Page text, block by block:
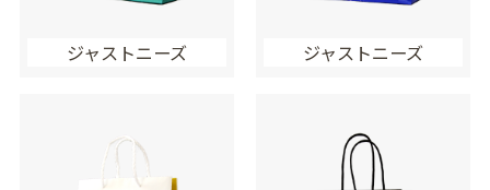
ジャストニーズ ジャストニーズ